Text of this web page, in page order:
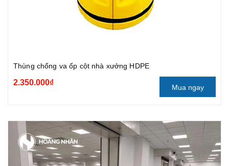
Thùng chống va ốp cột nhà xưởng HDPE
2.350.000₫
Mua ngay